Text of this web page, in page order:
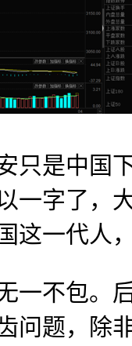
是中国下
一字了，
这一代人
不包。后
问题，除